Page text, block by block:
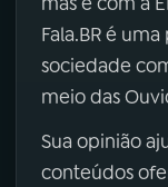
Fala.BR é
sociedade
meio das
Sua opinião
conteúdos